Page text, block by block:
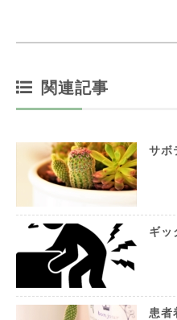
関連記事
サボ
ギッ
患者